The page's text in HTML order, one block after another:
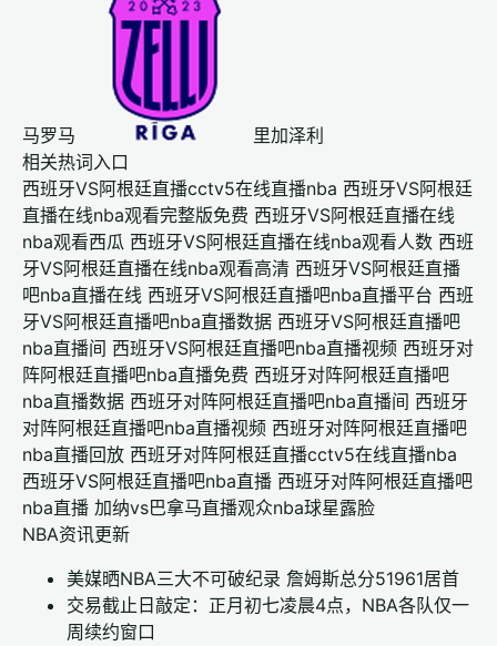
马罗马
里加泽利
相关热词入口
西班牙VS阿根廷直播cctv5在线直播nba 西班牙VS阿根廷
直播在线nba观看完整版免费 西班牙VS阿根廷直播在线
nba观看西瓜 西班牙VS阿根廷直播在线nba观看人数 西班
牙VS阿根廷直播在线nba观看高清 西班牙VS阿根廷直播
吧nba直播在线 西班牙VS阿根廷直播吧nba直播平台 西班
牙VS阿根廷直播吧nba直播数据 西班牙VS阿根廷直播吧
nba直播间 西班牙VS阿根廷直播吧nba直播视频 西班牙对
阵阿根廷直播吧nba直播免费 西班牙对阵阿根廷直播吧
nba直播数据 西班牙对阵阿根廷直播吧nba直播间 西班牙
对阵阿根廷直播吧nba直播视频 西班牙对阵阿根廷直播吧
nba直播回放 西班牙对阵阿根廷直播cctv5在线直播nba
西班牙VS阿根廷直播吧nba直播 西班牙对阵阿根廷直播吧
nba直播 加纳vs巴拿马直播观众nba球星露脸
NBA资讯更新
美媒晒NBA三大不可破纪录 詹姆斯总分51961居首
交易截止日敲定：正月初七凌晨4点，NBA各队仅一
周续约窗口